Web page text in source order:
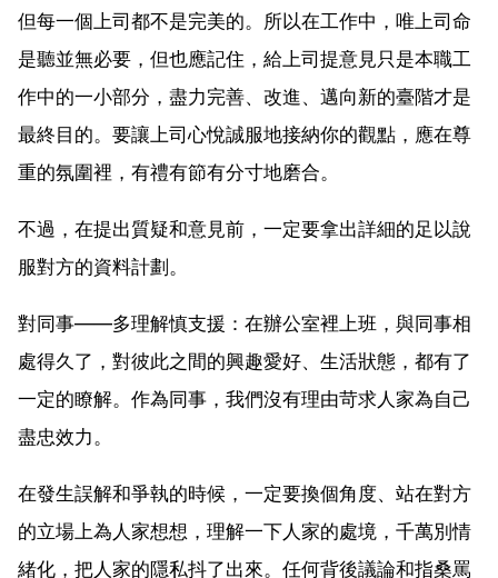
但每一個上司都不是完美的。所以在工作中，唯上司命
是聽並無必要，但也應記住，給上司提意見只是本職工
作中的一小部分，盡力完善、改進、邁向新的臺階才是
最終目的。要讓上司心悅誠服地接納你的觀點，應在尊
重的氛圍裡，有禮有節有分寸地磨合。
不過，在提出質疑和意見前，一定要拿出詳細的足以說
服對方的資料計劃。
對同事——多理解慎支援：在辦公室裡上班，與同事相
處得久了，對彼此之間的興趣愛好、生活狀態，都有了
一定的瞭解。作為同事，我們沒有理由苛求人家為自己
盡忠效力。
在發生誤解和爭執的時候，一定要換個角度、站在對方
的立場上為人家想想，理解一下人家的處境，千萬別情
緒化，把人家的隱私抖了出來。任何背後議論和指桑罵